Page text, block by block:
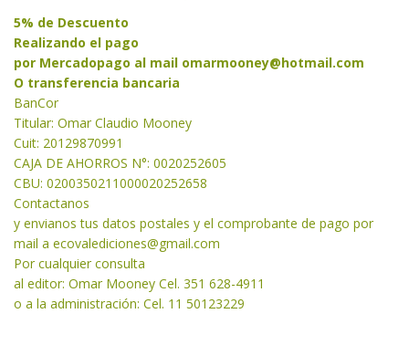
5% de Descuento
Realizando el pago
por Mercadopago al mail omarmooney@hotmail.com
O transferencia bancaria
BanCor
Titular: Omar Claudio Mooney
Cuit: 20129870991
CAJA DE AHORROS N°: 0020252605
CBU: 0200350211000020252658
Contactanos
y envianos tus datos postales y el comprobante de pago por
mail a ecovalediciones@gmail.com
Por cualquier consulta
al editor: Omar Mooney Cel. 351 628-4911
o a la administración: Cel. 11 50123229